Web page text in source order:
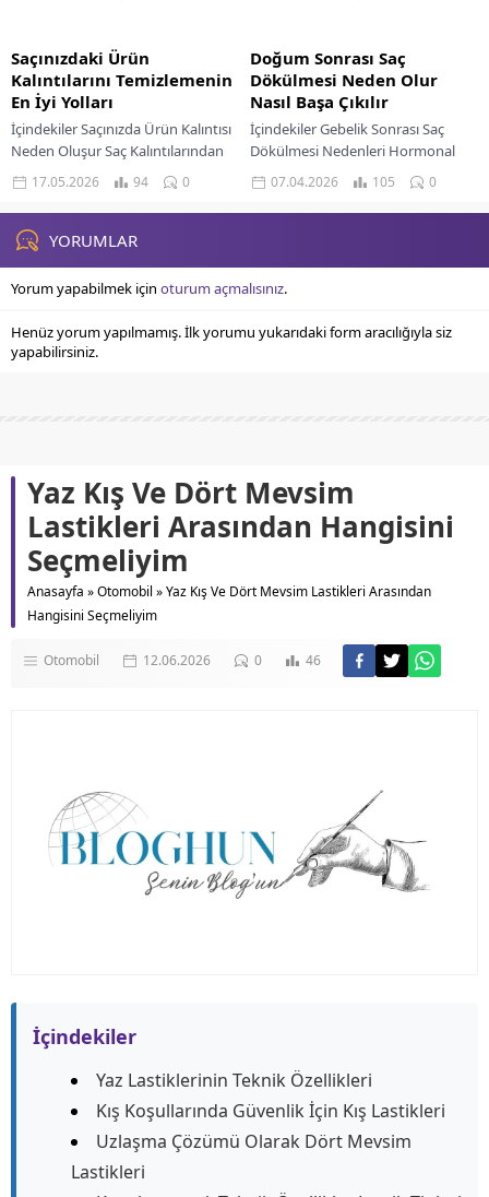
Saçınızdaki Ürün
Kalıntılarını Temizlemenin
En İyi Yolları
İçindekiler Saçınızda Ürün Kalıntısı
Neden Oluşur Saç Kalıntılarından
Kurtulmanın Etkili Yolları Doğal Ve
Bitkisel Çözümlerle Derinlemesine
Temizlik Saç Tellerini Besleyen...
17.05.2026 94 0
Doğum Sonrası Saç
Dökülmesi Neden Olur
Nasıl Başa Çıkılır
İçindekiler Gebelik Sonrası Saç
Dökülmesi Nedenleri Hormonal
Değişimler Stres Beslenme
Yetersizlikleri Uyku Eksikliği Ve
Yorgunluk Saç Kaybıyla Mücadele
07.04.2026 105 0
YORUMLAR
Yorum yapabilmek için oturum açmalısınız.
Henüz yorum yapılmamış. İlk yorumu yukarıdaki form aracılığıyla siz
yapabilirsiniz.
Yaz Kış Ve Dört Mevsim
Lastikleri Arasından Hangisini
Seçmeliyim
Anasayfa »Otomobil »Yaz Kış Ve Dört Mevsim Lastikleri Arasından
Hangisini Seçmeliyim
Otomobil 12.06.2026 0 46
İçindekiler
Yaz Lastiklerinin Teknik Özellikleri
Kış Koşullarında Güvenlik İçin Kış Lastikleri
Uzlaşma Çözümü Olarak Dört Mevsim
Lastikleri